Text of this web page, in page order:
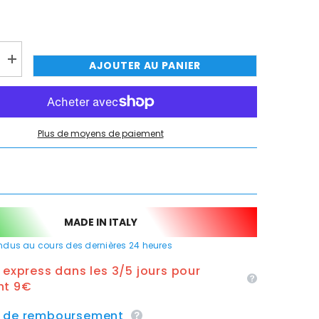
MAINTENANT
MAINTENANT
MAINTENANT
MAINTENANT
Augmenter
la
quantité
Bouchon
pour
égouttement
diamètre
AJOUTER AU PANIER
Plus de moyens de paiement
MADE IN ITALY
au cours des dernières 24 heures
express dans les 3/5 jours pour
9€
remboursement